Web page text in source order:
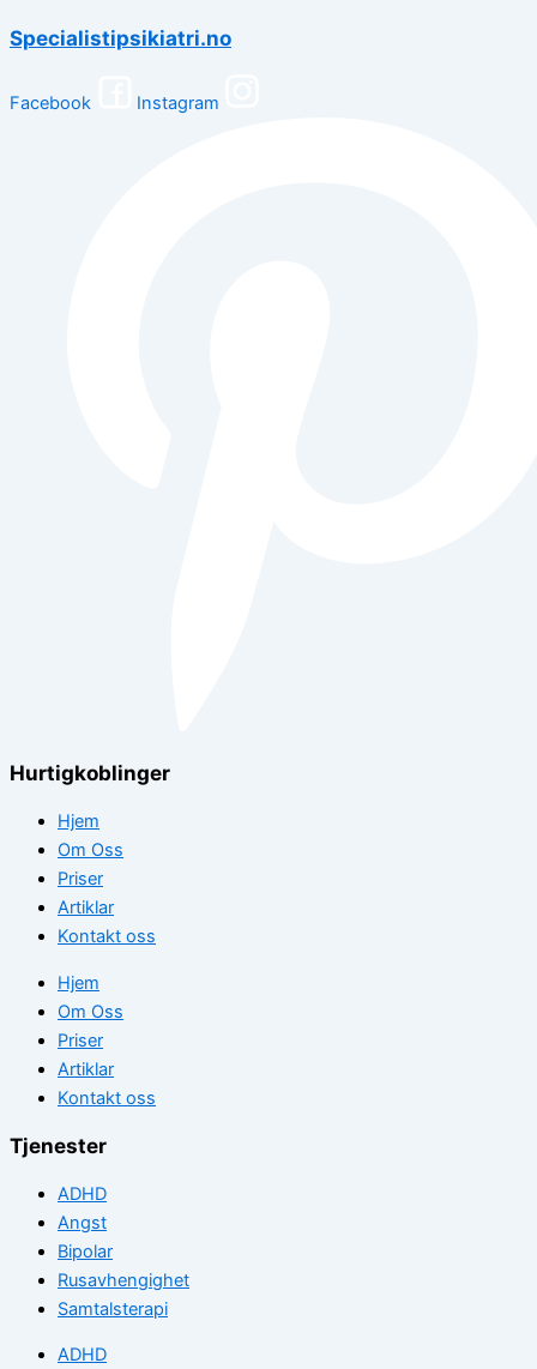
Specialistipsikiatri.no
Facebook Instagram
Hurtigkoblinger
Hjem
Om Oss
Priser
Artiklar
Kontakt oss
Hjem
Om Oss
Priser
Artiklar
Kontakt oss
Tjenester
ADHD
Angst
Bipolar
Rusavhengighet
Samtalsterapi
ADHD